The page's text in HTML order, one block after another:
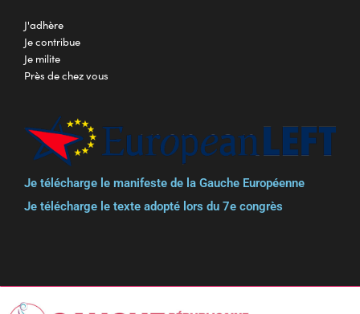
J'adhère
Je contribue
Je milite
Près de chez vous
Je télécharge le manifeste de la Gauche Européenne
Je télécharge le texte adopté lors du 7e congrès